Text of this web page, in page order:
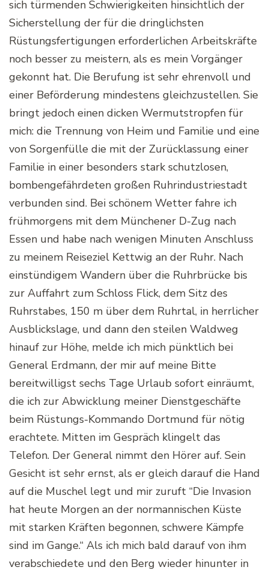
sich türmenden Schwierigkeiten hinsichtlich der
Sicherstellung der für die dringlichsten
Rüstungsfertigungen erforderlichen Arbeitskräfte
noch besser zu meistern, als es mein Vorgänger
gekonnt hat. Die Berufung ist sehr ehrenvoll und
einer Beförderung mindestens gleichzustellen. Sie
bringt jedoch einen dicken Wermutstropfen für
mich: die Trennung von Heim und Familie und eine
von Sorgenfülle die mit der Zurücklassung einer
Familie in einer besonders stark schutzlosen,
bombengefährdeten großen Ruhrindustriestadt
verbunden sind. Bei schönem Wetter fahre ich
frühmorgens mit dem Münchener D-Zug nach
Essen und habe nach wenigen Minuten Anschluss
zu meinem Reiseziel Kettwig an der Ruhr. Nach
einstündigem Wandern über die Ruhrbrücke bis
zur Auffahrt zum Schloss Flick, dem Sitz des
Ruhrstabes, 150 m über dem Ruhrtal, in herrlicher
Ausblickslage, und dann den steilen Waldweg
hinauf zur Höhe, melde ich mich pünktlich bei
General Erdmann, der mir auf meine Bitte
bereitwilligst sechs Tage Urlaub sofort einräumt,
die ich zur Abwicklung meiner Dienstgeschäfte
beim Rüstungs-Kommando Dortmund für nötig
erachtete. Mitten im Gespräch klingelt das
Telefon. Der General nimmt den Hörer auf. Sein
Gesicht ist sehr ernst, als er gleich darauf die Hand
auf die Muschel legt und mir zuruft “Die Invasion
hat heute Morgen an der normannischen Küste
mit starken Kräften begonnen, schwere Kämpfe
sind im Gange.“ Als ich mich bald darauf von ihm
verabschiedete und den Berg wieder hinunter in